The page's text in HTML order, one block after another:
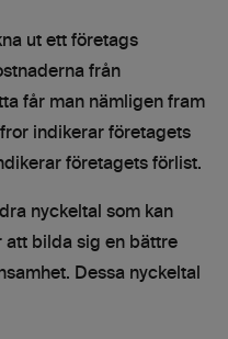
ut ett företags
från
får man nämligen fram
indikerar företagets
företagets förlist.
nyckeltal som kan
att bilda sig en bättre
Dessa nyckeltal